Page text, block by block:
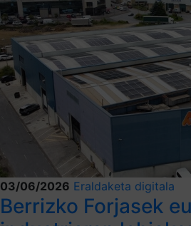
03/06/2026 Eraldaketa digitala
Berrizko Forjasek